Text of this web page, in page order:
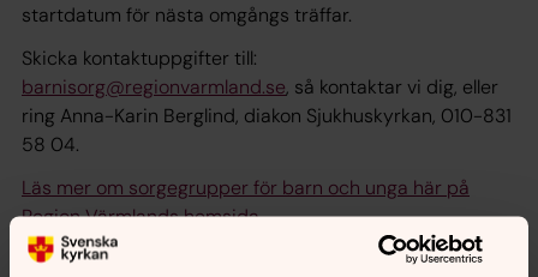
startdatum för nästa omgångs träffar.
Skicka kontaktuppgifter till:
barnisorg@regionvarmland.se, så kontaktar vi dig, eller
ring Anna-Karin Berglind, diakon Sjukhuskyrkan, 010-831
58 04.
Läs mer om sorgegrupper för barn och unga här på
Region Värmlands hemsida.
Här kan du också anmäla dig.